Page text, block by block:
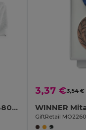
Puuvillainen urheilupyyhe (380 g/m²)
3,37 €3,54 €
WINNER
GiftRetail MO2260